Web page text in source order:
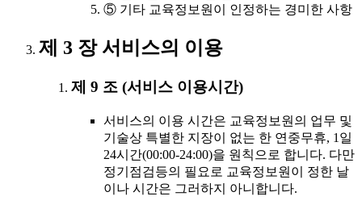
⑤ 기타 교육정보원이 인정하는 경미한 사항
제 3 장 서비스의 이용
제 9 조 (서비스 이용시간)
서비스의 이용 시간은 교육정보원의 업무 및
기술상 특별한 지장이 없는 한 연중무휴, 1일
24시간(00:00-24:00)을 원칙으로 합니다. 다만
정기점검등의 필요로 교육정보원이 정한 날
이나 시간은 그러하지 아니합니다.